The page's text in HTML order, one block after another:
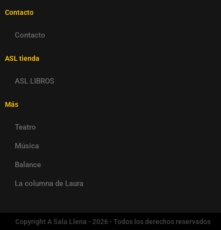
Contacto
Contacto
ASL tienda
ASL LIBROS
Más
Teatro
Música
Balance
La columna de Laura
Copyright A Sala Llena - 2026 - Todos los derechos reservados